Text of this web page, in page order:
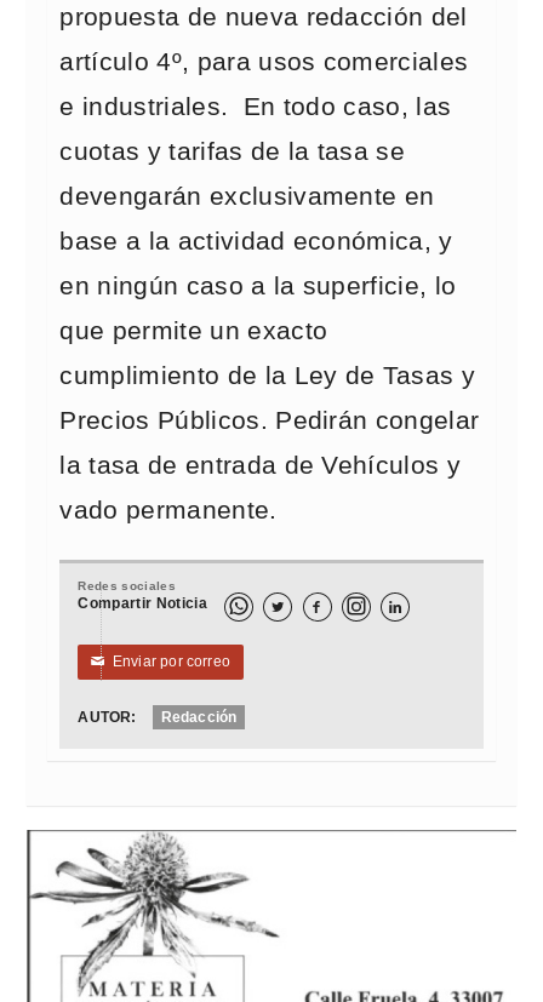
propuesta de nueva redacción del
artículo 4º, para usos comerciales
e industriales. En todo caso, las
cuotas y tarifas de la tasa se
devengarán exclusivamente en
base a la actividad económica, y
en ningún caso a la superficie, lo
que permite un exacto
cumplimiento de la Ley de Tasas y
Precios Públicos. Pedirán congelar
la tasa de entrada de Vehículos y
vado permanente.
Redes sociales
Compartir Noticia   
✉ Enviar por correo
AUTOR: Redacción